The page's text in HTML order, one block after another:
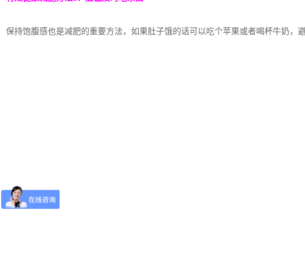
保持饱腹感也是减肥的重要方法，如果肚子饿的话可以吃个苹果或者喝杯牛奶，